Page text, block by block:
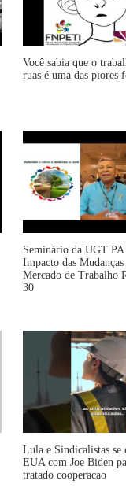
Você sabia que o
ruas é uma das piores
Seminário da UGT PA
Impacto das
Mercado de Trabalho
30
Lula e Sindicalistas se
EUA com Joe Biden
tratado cooperacao